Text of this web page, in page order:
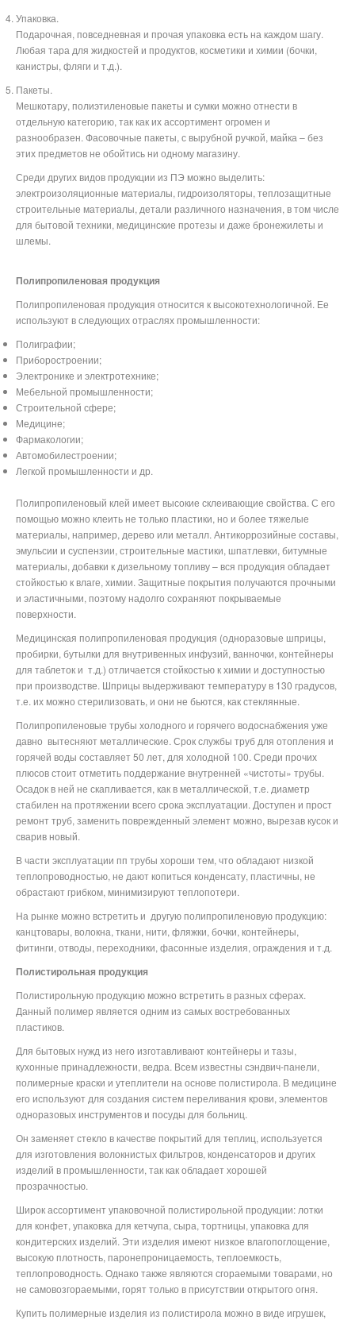
Упаковка.
Подарочная, повседневная и прочая упаковка есть на каждом шагу.
Любая тара для жидкостей и продуктов, косметики и химии (бочки,
канистры, фляги и т.д.).
Пакеты.
Мешкотару, полиэтиленовые пакеты и сумки можно отнести в
отдельную категорию, так как их ассортимент огромен и
разнообразен. Фасовочные пакеты, с вырубной ручкой, майка – без
этих предметов не обойтись ни одному магазину.
Среди других видов продукции из ПЭ можно выделить:
электроизоляционные материалы, гидроизоляторы, теплозащитные
строительные материалы, детали различного назначения, в том числе
для бытовой техники, медицинские протезы и даже бронежилеты и
шлемы.
Полипропиленовая продукция
Полипропиленовая продукция относится к высокотехнологичной. Ее
используют в следующих отраслях промышленности:
Полиграфии;
Приборостроении;
Электронике и электротехнике;
Мебельной промышленности;
Строительной сфере;
Медицине;
Фармакологии;
Автомобилестроении;
Легкой промышленности и др.
Полипропиленовый клей имеет высокие склеивающие свойства. С его
помощью можно клеить не только пластики, но и более тяжелые
материалы, например, дерево или металл. Антикоррозийные составы,
эмульсии и суспензии, строительные мастики, шпатлевки, битумные
материалы, добавки к дизельному топливу – вся продукция обладает
стойкостью к влаге, химии. Защитные покрытия получаются прочными
и эластичными, поэтому надолго сохраняют покрываемые
поверхности.
Медицинская полипропиленовая продукция (одноразовые шприцы,
пробирки, бутылки для внутривенных инфузий, ванночки, контейнеры
для таблеток и т.д.) отличается стойкостью к химии и доступностью
при производстве. Шприцы выдерживают температуру в 130 градусов,
т.е. их можно стерилизовать, и они не бьются, как стеклянные.
Полипропиленовые трубы холодного и горячего водоснабжения уже
давно вытесняют металлические. Срок службы труб для отопления и
горячей воды составляет 50 лет, для холодной 100. Среди прочих
плюсов стоит отметить поддержание внутренней «чистоты» трубы.
Осадок в ней не скапливается, как в металлической, т.е. диаметр
стабилен на протяжении всего срока эксплуатации. Доступен и прост
ремонт труб, заменить поврежденный элемент можно, вырезав кусок и
сварив новый.
В части эксплуатации пп трубы хороши тем, что обладают низкой
теплопроводностью, не дают копиться конденсату, пластичны, не
обрастают грибком, минимизируют теплопотери.
На рынке можно встретить и другую полипропиленовую продукцию:
канцтовары, волокна, ткани, нити, фляжки, бочки, контейнеры,
фитинги, отводы, переходники, фасонные изделия, ограждения и т.д.
Полистирольная продукция
Полистирольную продукцию можно встретить в разных сферах.
Данный полимер является одним из самых востребованных
пластиков.
Для бытовых нужд из него изготавливают контейнеры и тазы,
кухонные принадлежности, ведра. Всем известны сэндвич-панели,
полимерные краски и утеплители на основе полистирола. В медицине
его используют для создания систем переливания крови, элементов
одноразовых инструментов и посуды для больниц.
Он заменяет стекло в качестве покрытий для теплиц, используется
для изготовления волокнистых фильтров, конденсаторов и других
изделий в промышленности, так как обладает хорошей
прозрачностью.
Широк ассортимент упаковочной полистирольной продукции: лотки
для конфет, упаковка для кетчупа, сыра, тортницы, упаковка для
кондитерских изделий. Эти изделия имеют низкое влагопоглощение,
высокую плотность, паронепроницаемость, теплоемкость,
теплопроводность. Однако также являются сгораемыми товарами, но
не самовозгораемыми, горят только в присутствии открытого огня.
Купить полимерные изделия из полистирола можно в виде игрушек,